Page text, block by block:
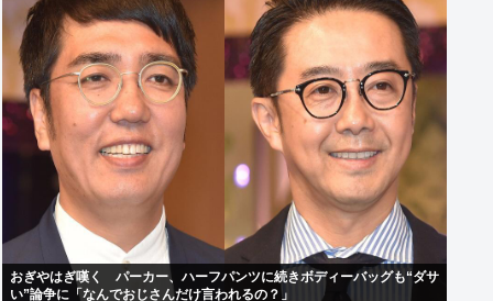
おぎやはぎ嘆く パーカー、ハーフパンツに続きボディーバッグも“ダサ
い”論争に「なんでおじさんだけ言われるの？」